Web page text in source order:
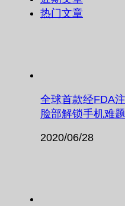
热门文章
全球首款经FDA
脸部解锁手机难题
2020/06/28